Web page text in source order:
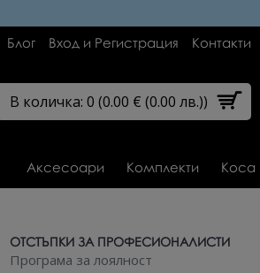
Блог Вход и Регистрация Контакти
В количка: 0 (0.00 € (0.00 лв.))
Аксесоари Комплекти Коса
ОТСТЪПКИ ЗА ПРОФЕСИОНАЛИСТИ
Програма за лоялност